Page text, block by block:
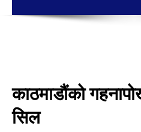
काठमाडौंको
सिल